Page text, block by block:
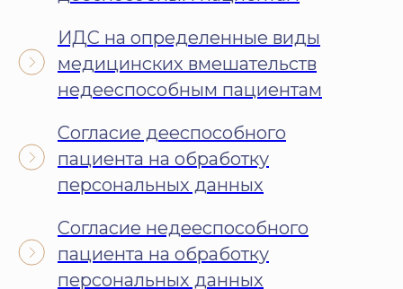
ИДС на определенные виды
медицинских вмешательств
недееспособным пациентам
Согласие дееспособного
пациента на обработку
персональных данных
Согласие недееспособного
пациента на обработку
персональных данных